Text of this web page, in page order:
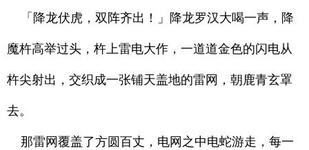
「降龙伏虎，双阵齐出！」降龙罗汉大喝一声，降
魔杵高举过头，杵上雷电大作，一道道金色的闪电从
杵尖射出，交织成一张铺天盖地的雷网，朝鹿青玄罩
去。
那雷网覆盖了方圆百丈，电网之中电蛇游走，每一